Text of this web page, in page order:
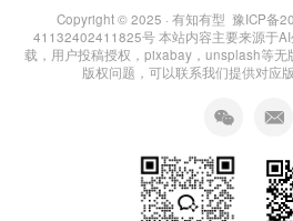
Copyright © 2025 · 有知有型 豫ICP备
41132402411825号本站内容主要来源于
载，用户投稿授权，pixabay，unsplash等无
版权问题，可以联系我们提供对应